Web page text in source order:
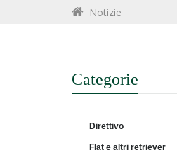
Notizie
Categorie
Direttivo
Flat e altri retriever